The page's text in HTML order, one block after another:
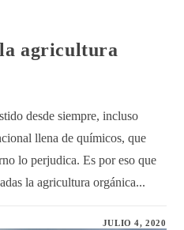
agricultura
desde siempre, incluso
llena de químicos, que
lo perjudica. Es por eso que
la agricultura orgánica...
JULIO 4, 2020